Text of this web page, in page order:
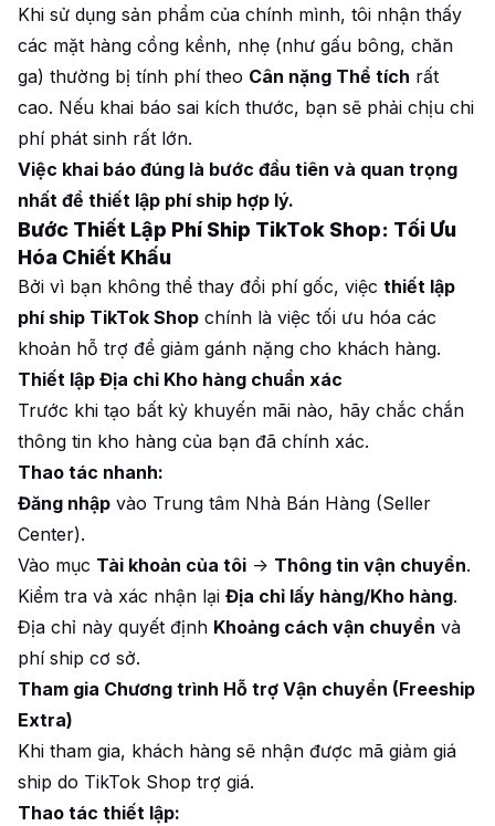
Khi sử dụng sản phẩm của chính mình, tôi nhận thấy
các mặt hàng cồng kềnh, nhẹ (như gấu bông, chăn
ga) thường bị tính phí theo Cân nặng Thể tích rất
cao. Nếu khai báo sai kích thước, bạn sẽ phải chịu chi
phí phát sinh rất lớn.
Việc khai báo đúng là bước đầu tiên và quan trọng
nhất để thiết lập phí ship hợp lý.
Bước Thiết Lập Phí Ship TikTok Shop: Tối Ưu
Hóa Chiết Khấu
Bởi vì bạn không thể thay đổi phí gốc, việc thiết lập
phí ship TikTok Shop chính là việc tối ưu hóa các
khoản hỗ trợ để giảm gánh nặng cho khách hàng.
Thiết lập Địa chỉ Kho hàng chuẩn xác
Trước khi tạo bất kỳ khuyến mãi nào, hãy chắc chắn
thông tin kho hàng của bạn đã chính xác.
Thao tác nhanh:
Đăng nhập vào Trung tâm Nhà Bán Hàng (Seller
Center).
Vào mục Tài khoản của tôi -> Thông tin vận chuyển.
Kiểm tra và xác nhận lại Địa chỉ lấy hàng/Kho hàng.
Địa chỉ này quyết định Khoảng cách vận chuyển và
phí ship cơ sở.
Tham gia Chương trình Hỗ trợ Vận chuyển (Freeship
Extra)
Khi tham gia, khách hàng sẽ nhận được mã giảm giá
ship do TikTok Shop trợ giá.
Thao tác thiết lập: